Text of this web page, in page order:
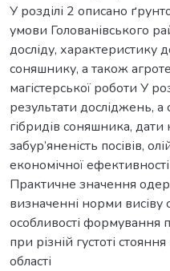
У розділі 2 описано
умови Голованівського
досліду, характеристику
соняшнику, а також
магістерської роботи У
результати досліджень, а
гібридів соняшника, дати
забур’яненість посівів,
економічної
Практичне значення
визначенні норми висіву
особливості формування
при різній густоті
області